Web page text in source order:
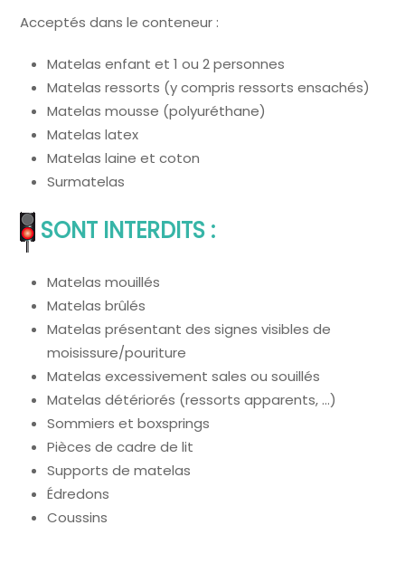
Acceptés dans le conteneur :
Matelas enfant et 1 ou 2 personnes
Matelas ressorts (y compris ressorts ensachés)
Matelas mousse (polyuréthane)
Matelas latex
Matelas laine et coton
Surmatelas
SONT INTERDITS :
Matelas mouillés
Matelas brûlés
Matelas présentant des signes visibles de
moisissure/pouriture
Matelas excessivement sales ou souillés
Matelas détériorés (ressorts apparents, …)
Sommiers et boxsprings
Pièces de cadre de lit
Supports de matelas
Édredons
Coussins